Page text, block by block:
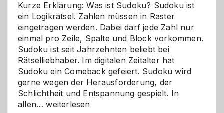
Kurze Erklärung: Was ist Sudoku? Sudoku ist
ein Logikrätsel. Zahlen müssen in Raster
eingetragen werden. Dabei darf jede Zahl nur
einmal pro Zeile, Spalte und Block vorkommen.
Sudoku ist seit Jahrzehnten beliebt bei
Rätselliebhaber. Im digitalen Zeitalter hat
Sudoku ein Comeback gefeiert. Sudoku wird
gerne wegen der Herausforderung, der
Schlichtheit und Entspannung gespielt. In
allen…Sudoku
weiterlesen